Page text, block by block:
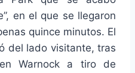
en el que se llegaron
quince minutos. El
del lado visitante, tras
Warnock a tiro de